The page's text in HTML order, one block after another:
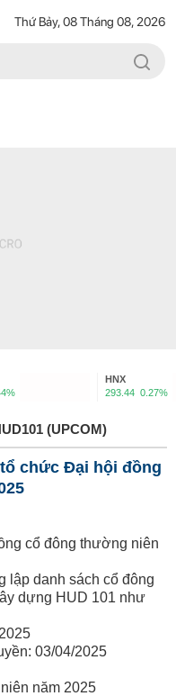
Thứ Bảy, 08 Tháng 08, 2026
HNX
293.44 0.27%
(UPCOM)
tổ chức Đại hội đồng
cổ đông thường niên
lập danh sách cổ đông
dựng HUD 101 như
03/04/2025
năm 2025